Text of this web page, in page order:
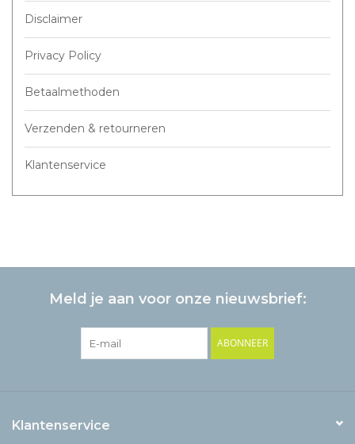
Disclaimer
Privacy Policy
Betaalmethoden
Verzenden & retourneren
Klantenservice
Meld je aan voor onze nieuwsbrief:
ABONNEER
Klantenservice